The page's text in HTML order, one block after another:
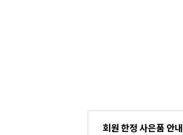
회원 한정 사은품 안내